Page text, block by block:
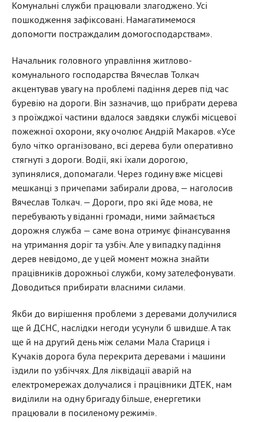
Комунальні служби працювали злагоджено. Усі
пошкодження зафіксовані. Намагатимемося
допомогти постраждалим домогосподарствам».
Начальник головного управління житлово-
комунального господарства Вячеслав Толкач
акцентував увагу на проблемі падіння дерев під час
буревію на дороги. Він зазначив, що прибрати дерева
з проїжджої частини вдалося завдяки службі місцевої
пожежної охорони, яку очолює Андрій Макаров. «Усе
було чітко організовано, всі дерева були оперативно
стягнуті з дороги. Водії, які їхали дорогою,
зупинялися, допомагали. Через годину вже місцеві
мешканці з причепами забирали дрова, — наголосив
Вячеслав Толкач. — Дороги, про які йде мова, не
перебувають у віданні громади, ними займається
дорожня служба — саме вона отримує фінансування
на утримання доріг та узбіч. Але у випадку падіння
дерев невідомо, де у цей момент можна знайти
працівників дорожньої служби, кому зателефонувати.
Доводиться прибирати власними силами.
Якби до вирішення проблеми з деревами долучилися
ще й ДСНС, наслідки негоди усунули б швидше. А так
ще й на другий день між селами Мала Стариця і
Кучаків дорога була перекрита деревами і машини
їздили по узбіччях. Для ліквідації аварій на
електромережах долучалися і працівники ДТЕК, нам
виділили на одну бригаду більше, енергетики
працювали в посиленому режимі».